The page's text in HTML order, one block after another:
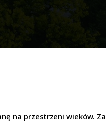
na przestrzeni wieków.